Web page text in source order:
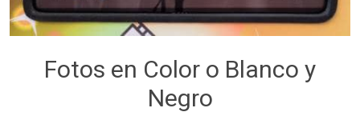
Fotos en Color o Blanco y
Negro